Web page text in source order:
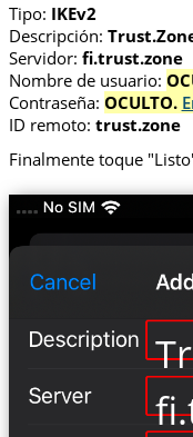
Tipo: IKEv2
Descripción:
Servidor: fi.trust.zone
Nombre de usuario:
Contraseña: OCULTO.
ID remoto: trust.zone
Finalmente toque